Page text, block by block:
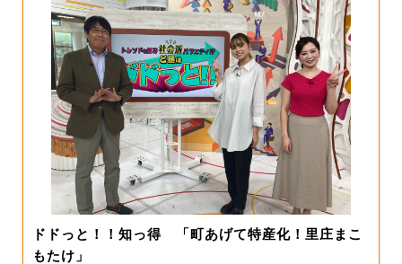
ドドっと！！知っ得 「町あげて特産化！里庄まこ
もたけ」